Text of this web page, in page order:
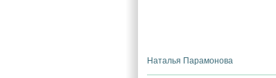
Наталья Парамонова